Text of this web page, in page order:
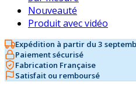
Nouveauté
Produit avec vidéo
Expédition à partir du 3
Paiement sécurisé
Fabrication Française
Satisfait ou remboursé